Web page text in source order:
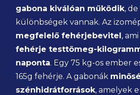
gabona kiválóan működik, de
különbségek vannak. Az
megfelelő fehérjebevitel, ami
fehérje testtömeg-
naponta. Egy 75 kg-os ember
165g fehérje. A gabonák
szénhidrátforrások, amelyek